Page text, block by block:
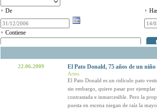
De
Contiene
22.06.2009 El Pato Donald, 75 años de un niño
Artes
El Pato Donald es un ridículo pato
sin embargo, quiere pasar por ejemplar
contrastada e inmarcesible. Pero la
puesta en escena niegan de raíz la